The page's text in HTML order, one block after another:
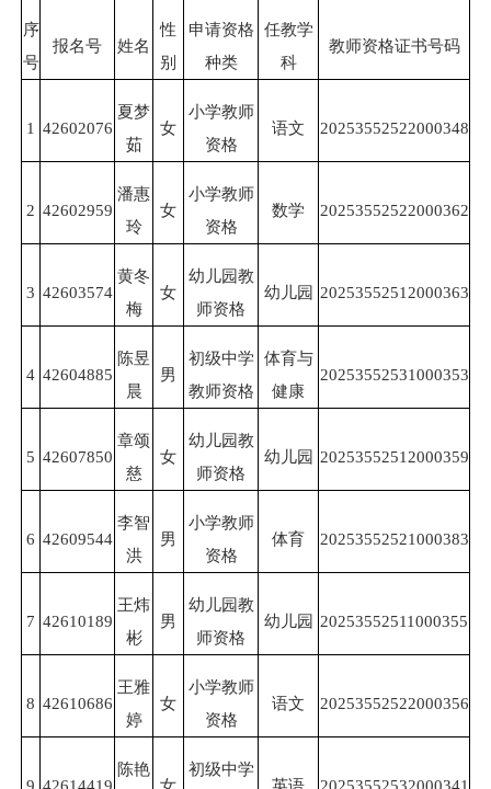
序
号
报名号 姓名
性
别
申请资格
种类
任教学
科
教师资格证书号码
1 42602076
夏梦
茹
女
小学教师
资格
语文 20253552522000348
2 42602959
潘惠
玲
女
小学教师
资格
数学 20253552522000362
3 42603574
黄冬
梅
女
幼儿园教
师资格
幼儿园 20253552512000363
4 42604885
陈昱
晨
男
初级中学
教师资格
体育与
健康
20253552531000353
5 42607850
章颂
慈
女
幼儿园教
师资格
幼儿园 20253552512000359
6 42609544
李智
洪
男
小学教师
资格
体育 20253552521000383
7 42610189
王炜
彬
男
幼儿园教
师资格
幼儿园 20253552511000355
8 42610686
王雅
婷
女
小学教师
资格
语文 20253552522000356
9 42614419
陈艳
女
初级中学
英语
20253552532000341